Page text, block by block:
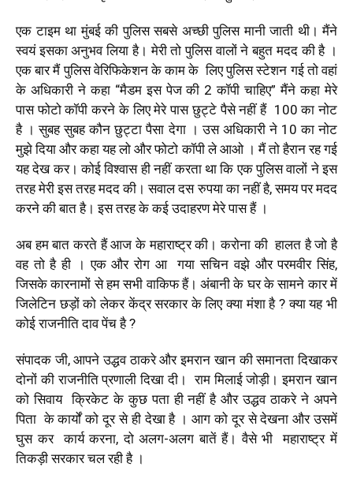
एक टाइम था मुंबई की पुलिस सबसे अच्छी पुलिस मानी जाती थी। मैंने
स्वयं इसका अनुभव लिया है। मेरी तो पुलिस वालों ने बहुत मदद की है ।
एक बार मैं पुलिस वेरिफिकेशन के काम के लिए पुलिस स्टेशन गई तो वहां
के अधिकारी ने कहा “मैडम इस पेज की 2 कॉपी चाहिए” मैंने कहा मेरे
पास फोटो कॉपी करने के लिए मेरे पास छुट्टे पैसे नहीं हैं ₹100 का नोट
है । सुबह सुबह कौन छुट्टा पैसा देगा । उस अधिकारी ने ₹10 का नोट
मुझे दिया और कहा यह लो और फोटो कॉपी ले आओ । मैं तो हैरान रह गई
यह देख कर। कोई विश्वास ही नहीं करता था कि एक पुलिस वालों ने इस
तरह मेरी इस तरह मदद की। सवाल दस रुपया का नहीं है, समय पर मदद
करने की बात है। इस तरह के कई उदाहरण मेरे पास हैं ।
अब हम बात करते हैं आज के महाराष्ट्र की। करोना की हालत है जो है
वह तो है ही । एक और रोग आ गया सचिन वझे और परमवीर सिंह,
जिसके कारनामों से हम सभी वाकिफ हैं। अंबानी के घर के सामने कार में
जिलेटिन छड़ों को लेकर केंद्र सरकार के लिए क्या मंशा है ? क्या यह भी
कोई राजनीति दाव पेंच है ?
संपादक जी, आपने उद्धव ठाकरे और इमरान खान की समानता दिखाकर
दोनों की राजनीति प्रणाली दिखा दी। राम मिलाई जोड़ी। इमरान खान
को सिवाय क्रिकेट के कुछ पता ही नहीं है और उद्धव ठाकरे ने अपने
पिता के कार्यों को दूर से ही देखा है । आग को दूर से देखना और उसमें
घुस कर कार्य करना, दो अलग-अलग बातें हैं। वैसे भी महाराष्ट्र में
तिकड़ी सरकार चल रही है ।